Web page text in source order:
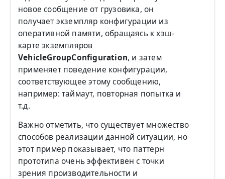
новое сообщение от грузовика, он
получает экземпляр конфигурации из
оперативной памяти, обращаясь к хэш-
карте экземпляров
VehicleGroupConfiguration, и затем
применяет поведение конфигурации,
соответствующее этому сообщению,
например: таймаут, повторная попытка и
т.д.
Важно отметить, что существует множество
способов реализации данной ситуации, но
этот пример показывает, что паттерн
прототипа очень эффективен с точки
зрения производительности и